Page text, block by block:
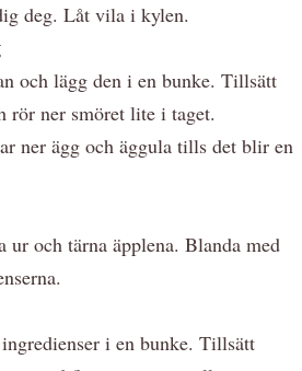
deg. Låt vila i kylen.
och lägg den i en bunke. Tillsätt
rör ner smöret lite i taget.
ner ägg och äggula tills det blir en
ur och tärna äpplena. Blanda med
i en bunke. Tillsätt